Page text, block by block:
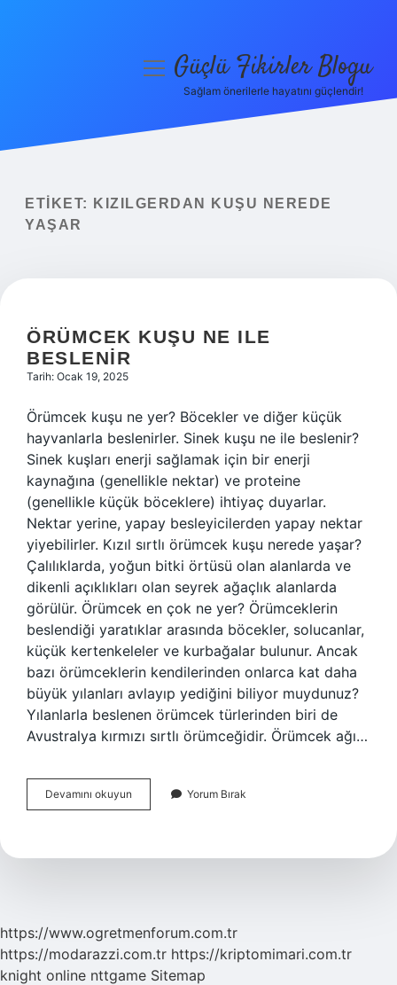
Yasal Uyarı
menüyüGüçlü Fikirler Blogu
Sağlam önerilerle hayatını güçlendir!
ETIKET:
KIZILGERDAN KUŞU NEREDE
YAŞAR
ÖRÜMCEK KUŞU NE ILE
BESLENIR
Tarih: Ocak 19, 2025
Örümcek kuşu ne yer? Böcekler ve diğer küçük
hayvanlarla beslenirler. Sinek kuşu ne ile beslenir?
Sinek kuşları enerji sağlamak için bir enerji
kaynağına (genellikle nektar) ve proteine ​​
(genellikle küçük böceklere) ihtiyaç duyarlar.
Nektar yerine, yapay besleyicilerden yapay nektar
yiyebilirler. Kızıl sırtlı örümcek kuşu nerede yaşar?
Çalılıklarda, yoğun bitki örtüsü olan alanlarda ve
dikenli açıklıkları olan seyrek ağaçlık alanlarda
görülür. Örümcek en çok ne yer? Örümceklerin
beslendiği yaratıklar arasında böcekler, solucanlar,
küçük kertenkeleler ve kurbağalar bulunur. Ancak
bazı örümceklerin kendilerinden onlarca kat daha
büyük yılanları avlayıp yediğini biliyor muydunuz?
Yılanlarla beslenen örümcek türlerinden biri de
Avustralya kırmızı sırtlı örümceğidir. Örümcek ağı…
Devamını okuyun Örümcek
Kuşu
Beslenir
Yorum Bırak
https://www.ogretmenforum.com.tr
https://modarazzi.com.tr https://kriptomimari.com.tr
knight online nttgame Sitemap